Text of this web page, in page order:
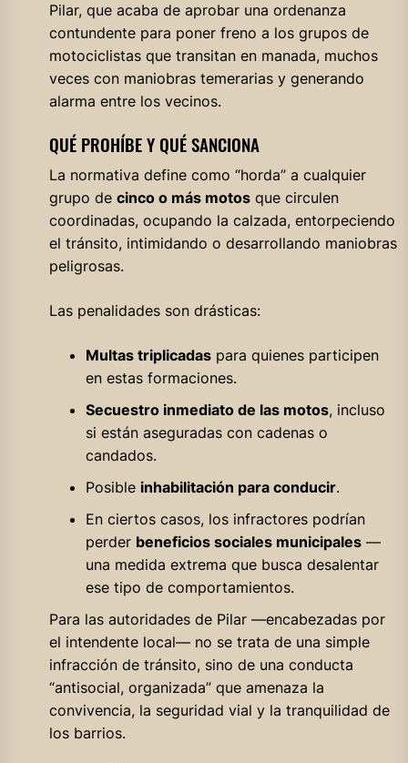
Pilar, que acaba de aprobar una ordenanza
contundente para poner freno a los grupos de
motociclistas que transitan en manada, muchos
veces con maniobras temerarias y generando
alarma entre los vecinos.
QUÉ PROHÍBE Y QUÉ SANCIONA
La normativa define como “horda” a cualquier
grupo de cinco o más motosque circulen
coordinadas, ocupando la calzada, entorpeciendo
el tránsito, intimidando o desarrollando maniobras
peligrosas.
Las penalidades son drásticas:
Multas triplicadaspara quienes participen
en estas formaciones.
Secuestro inmediato de las motos, incluso
si están aseguradas con cadenas o
candados.
Posible inhabilitación para conducir.
En ciertos casos, los infractores podrían
perder beneficios sociales municipales—
una medida extrema que busca desalentar
ese tipo de comportamientos.
Para las autoridades de Pilar —encabezadas por
el intendente local— no se trata de una simple
infracción de tránsito, sino de una conducta
“antisocial, organizada” que amenaza la
convivencia, la seguridad vial y la tranquilidad de
los barrios.